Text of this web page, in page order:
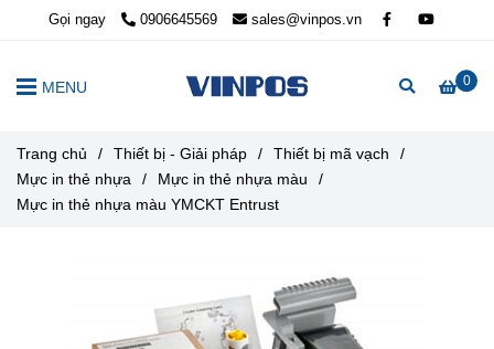
Trang chủ / Thiết bị - Giải pháp / Thiết bị mã vạch
/
Mực in thẻ nhựa
/ Mực in thẻ nhựa màu
/
Mực in thẻ nhựa màu YMCKT Entrust
Gọi ngay 0906645569 sales@vinpos.vn
0
MENU